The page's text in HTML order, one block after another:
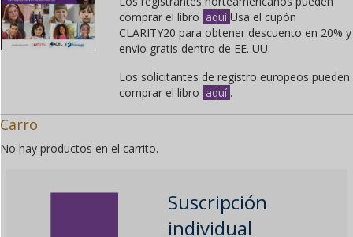
comprar el libro aquíUsa el cupón
CLARITY20 para obtener descuento en 20% y
envío gratis dentro de EE. UU.
Los solicitantes de registro europeos pueden
comprar el libro aquí .
Carro
No hay productos en el carrito.
Suscripción
individual